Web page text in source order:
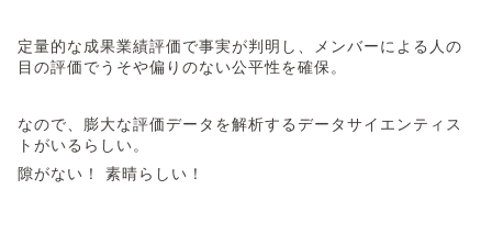
定量的な成果業績評価で事実が判明し、メンバーによる人の
目の評価でうそや偏りのない公平性を確保。
なので、膨大な評価データを解析するデータサイエンティス
トがいるらしい。
隙がない！ 素晴らしい！